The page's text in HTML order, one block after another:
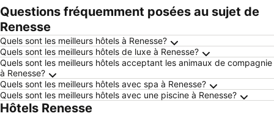
Questions fréquemment posées au sujet de
Renesse
Quels sont les meilleurs hôtels à Renesse?
Quels sont les meilleurs hôtels de luxe à Renesse?
Quels sont les meilleurs hôtels acceptant les animaux de compagnie
à Renesse?
Quels sont les meilleurs hôtels avec spa à Renesse?
Quels sont les meilleurs hôtels avec une piscine à Renesse?
Hôtels Renesse